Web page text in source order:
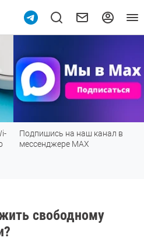
Подпишись на наш канал в
мессенджере МАХ
свободному